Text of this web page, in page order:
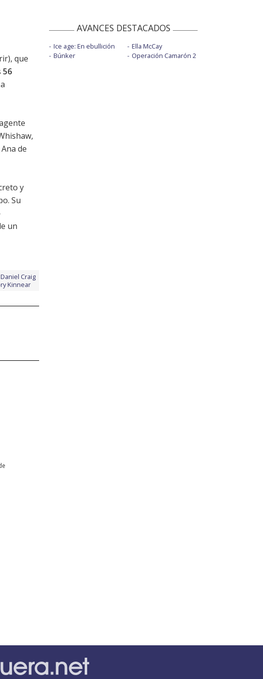
que
56
,
Ana de
y
Su
un
Daniel Craig
Kinnear
AVANCES DESTACADOS
Ice age: En ebullición
Búnker
Ella McCay
Operación Camarón 2